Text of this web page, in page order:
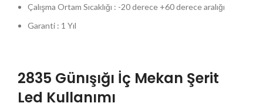
Çalışma Ortam Sıcaklığı : -20 derece +60 derece aralığı
Garanti : 1 Yıl
2835 Günışığı İç Mekan Şerit
Led Kullanımı